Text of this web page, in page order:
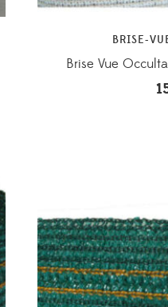
BRISE-
Brise Vue